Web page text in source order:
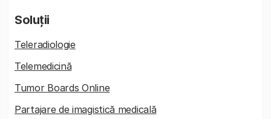
Soluții
Teleradiologie
Telemedicină
Tumor Boards Online
Partajare de imagistică medicală